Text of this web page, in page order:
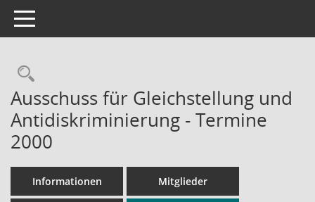
Toggle navigation
Rechercheauswahl
Ausschuss für Gleichstellung und
Antidiskriminierung - Termine
2000
Informationen Mitglieder